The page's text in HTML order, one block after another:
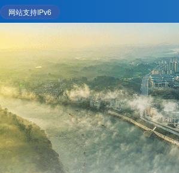
网站支持IPv6